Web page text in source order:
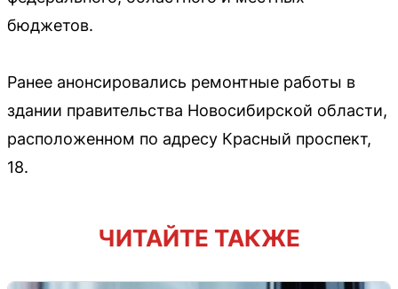
бюджетов.
Ранее анонсировались ремонтные работы в
здании правительства Новосибирской области,
расположенном по адресу Красный проспект,
18.
ЧИТАЙТЕ ТАКЖЕ